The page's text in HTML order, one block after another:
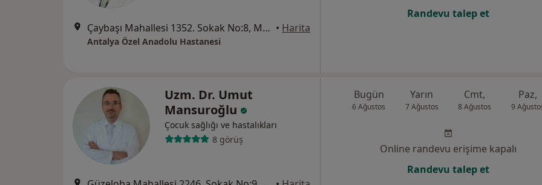
Çaybaşı Mahallesi 1352. Sokak No:8, Muratpaşa • Harita
Antalya Özel Anadolu Hastanesi
Randevu talep et
Uzm. Dr. Umut
Mansuroğlu
Çocuk sağlığı ve hastalıkları
8 görüş
Bugün
6 Ağustos
Yarın
7 Ağustos
Cmt,
8 Ağustos
Paz,
9
Online randevu erişime kapalı
Randevu talep et